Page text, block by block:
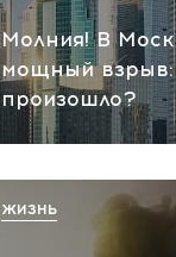
Молния! В
мощный взрыв:
произошло?
ЖИЗНЬ